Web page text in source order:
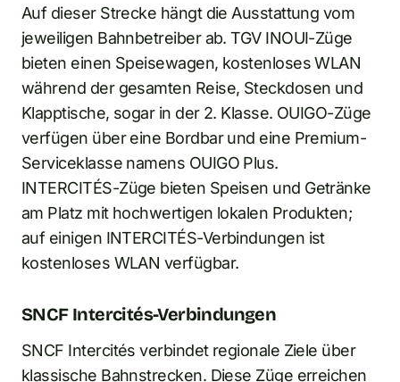
Auf dieser Strecke hängt die Ausstattung vom
jeweiligen Bahnbetreiber ab. TGV INOUI-Züge
bieten einen Speisewagen, kostenloses WLAN
während der gesamten Reise, Steckdosen und
Klapptische, sogar in der 2. Klasse. OUIGO-Züge
verfügen über eine Bordbar und eine Premium-
Serviceklasse namens OUIGO Plus.
INTERCITÉS-Züge bieten Speisen und Getränke
am Platz mit hochwertigen lokalen Produkten;
auf einigen INTERCITÉS-Verbindungen ist
kostenloses WLAN verfügbar.
SNCF Intercités-Verbindungen
SNCF Intercités verbindet regionale Ziele über
klassische Bahnstrecken. Diese Züge erreichen